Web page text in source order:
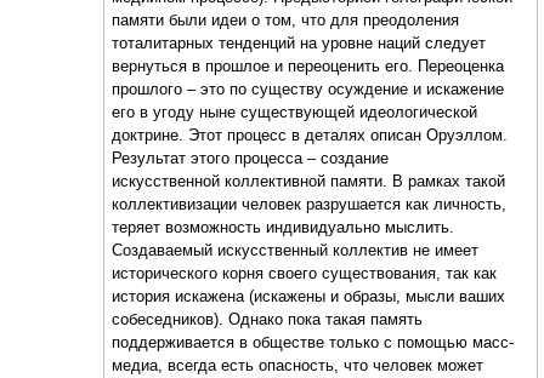
памяти были идеи о том, что для преодоления
тоталитарных тенденций на уровне наций следует
вернуться в прошлое и переоценить его. Переоценка
прошлого – это по существу осуждение и искажение
его в угоду ныне существующей идеологической
доктрине. Этот процесс в деталях описан Оруэллом.
Результат этого процесса – создание
искусственной коллективной памяти. В рамках такой
коллективизации человек разрушается как личность,
теряет возможность индивидуально мыслить.
Создаваемый искусственный коллектив не имеет
исторического корня своего существования, так как
история искажена (искажены и образы, мысли ваших
собеседников). Однако пока такая память
поддерживается в обществе только с помощью масс-
медиа, всегда есть опасность, что человек может